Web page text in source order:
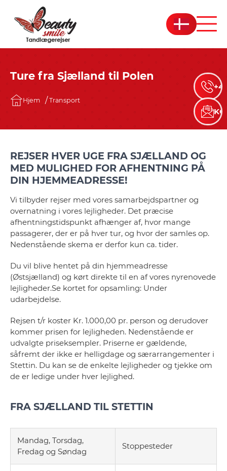
Ture fra Sjælland til Polen
Hjem Transport
REJSER HVER UGE FRA SJÆLLAND OG
MED MULIGHED FOR AFHENTNING PÅ
DIN HJEMMEADRESSE!
Vi tilbyder rejser med vores samarbejdspartner og
overnatning i vores lejligheder. Det præcise
afhentningstidspunkt afhænger af, hvor mange
passagerer, der er på hver tur, og hvor der samles op.
Nedenstående skema er derfor kun ca. tider.
Du vil blive hentet på din hjemmeadresse
(Østsjælland) og kørt direkte til en af vores nyrenovede
lejligheder.Se kortet for opsamling: Under
udarbejdelse.
Rejsen t/r koster Kr. 1.000,00 pr. person og derudover
kommer prisen for lejligheden. Nedenstående er
udvalgte priseksempler. Priserne er gældende,
såfremt der ikke er helligdage og særarrangementer i
Stettin. Du kan se de enkelte lejligheder og tjekke om
de er ledige under hver lejlighed.
FRA SJÆLLAND TIL STETTIN
Mandag, Torsdag,
Fredag og Søndag
Stoppesteder